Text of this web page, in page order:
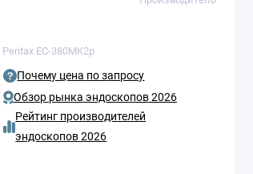
EC-380MK2p
Почему цена по запросу
Обзор рынка эндоскопов 2026
Рейтинг производителей
эндоскопов 2026